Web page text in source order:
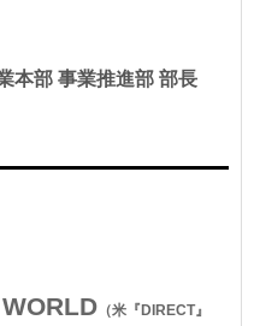
本部 事業推進部 部長
（米『DIRECT』